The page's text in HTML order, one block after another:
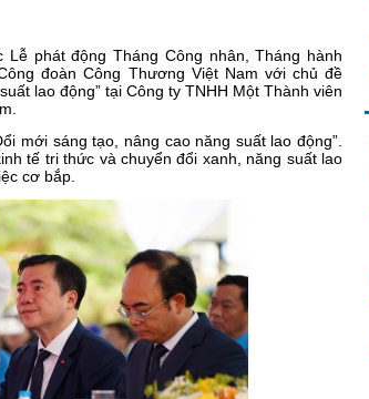
phát động Tháng Công nhân, Tháng hành
đoàn Công Thương Việt Nam với chủ đề
lao động” tại Công ty TNHH Một Thành viên
mới sáng tạo, nâng cao năng suất lao động”.
tế tri thức và chuyển đổi xanh, năng suất lao
cơ bắp.